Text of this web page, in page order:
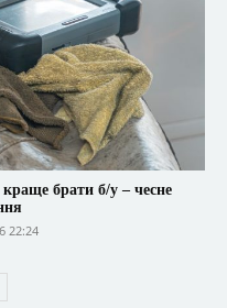
брати б/у – чесне
22:24